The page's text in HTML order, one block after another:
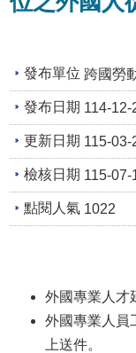
發布單位 跨國勞
發布日期 114-12-
更新日期 115-03-
檢核日期 115-07-
點閱人氣 1022
外國專業人才
外國專業人員
上送件。